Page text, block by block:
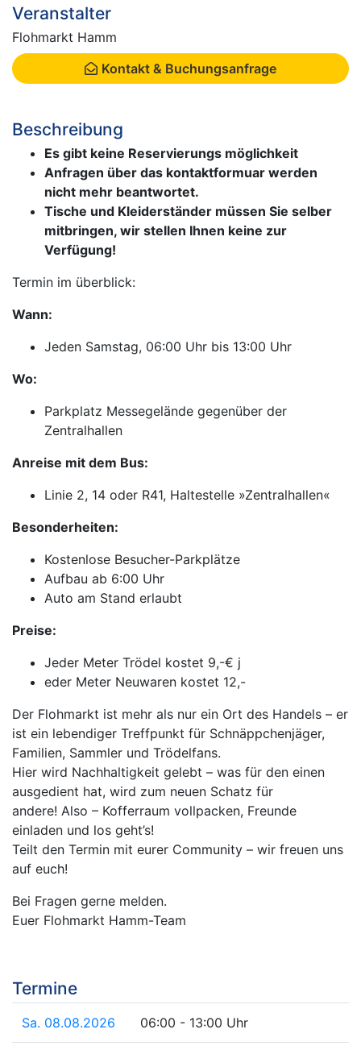
Veranstalter
Flohmarkt Hamm
Kontakt & Buchungsanfrage
Beschreibung
Es gibt keine Reservierungs möglichkeit
Anfragen über das kontaktformuar werden
nicht mehr beantwortet.
Tische und Kleiderständer müssen Sie selber
mitbringen, wir stellen Ihnen keine zur
Verfügung!
Termin im überblick:
Wann:
Jeden Samstag, 06:00 Uhr bis 13:00 Uhr
Wo:
Parkplatz Messegelände gegenüber der
Zentralhallen
Anreise mit dem Bus:
Linie 2, 14 oder R41, Haltestelle »Zentralhallen«
Besonderheiten:
Kostenlose Besucher-Parkplätze
Aufbau ab 6:00 Uhr
Auto am Stand erlaubt
Preise:
Jeder Meter Trödel kostet 9,-€ j
eder Meter Neuwaren kostet 12,-
Der Flohmarkt ist mehr als nur ein Ort des Handels – er
ist ein lebendiger Treffpunkt für Schnäppchenjäger,
Familien, Sammler und Trödelfans.
Hier wird Nachhaltigkeit gelebt – was für den einen
ausgedient hat, wird zum neuen Schatz für
andere! Also – Kofferraum vollpacken, Freunde
einladen und los geht’s!
Teilt den Termin mit eurer Community – wir freuen uns
auf euch!
Bei Fragen gerne melden.
Euer Flohmarkt Hamm-Team
Termine
Sa. 08.08.2026 06:00 - 13:00 Uhr